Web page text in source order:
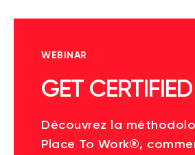
WEBINAR
GET CERTIFIED
Découvrez la
Place To Work®,